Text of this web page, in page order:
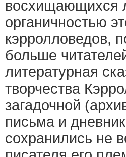
восхищающихся
органичностью
кэрролловедов,
больше
литературная
творчества
загадочной
письма и
сохранились не